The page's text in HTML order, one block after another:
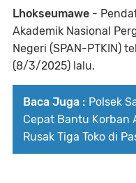
Lhokseumawe -
Akademik Nasional
Negeri (SPAN-PTKIN)
(8/3/2025) lalu.
Baca Juga : Polsek
Cepat Bantu Korban
Rusak Tiga Toko di